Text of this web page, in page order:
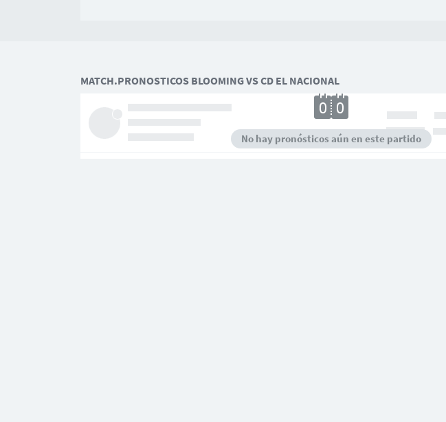
MATCH.PRONOSTICOS BLOOMING VS CD EL NACIONAL
No hay pronósticos aún en este partido